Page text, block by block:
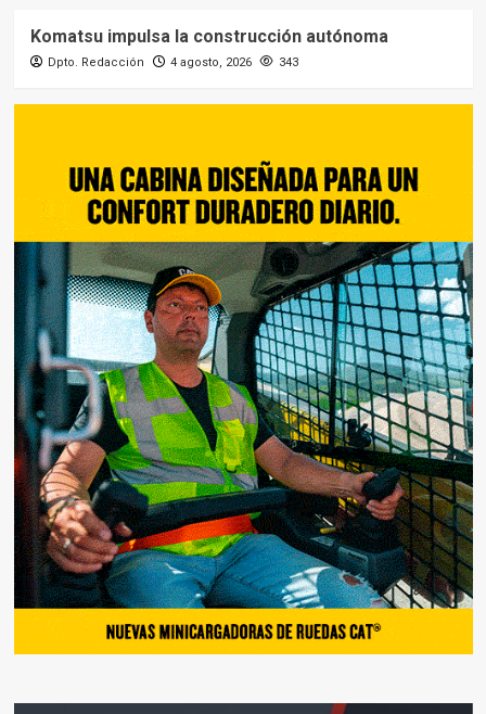
Komatsu impulsa la construcción autónoma
Dpto. Redacción 4 agosto, 2026 343